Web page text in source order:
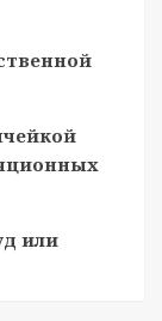
или